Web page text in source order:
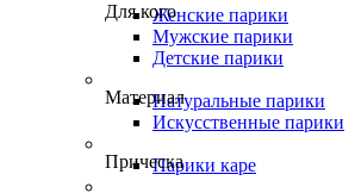
Для когоЖенские парики
Мужские парики
Детские парики
МатериалНатуральные парики
Искусственные парики
ПрическаПарики каре